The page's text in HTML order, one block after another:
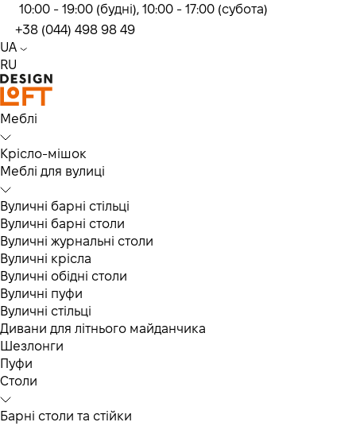
10:00 - 19:00 (будні), 10:00 - 17:00 (субота)
+38 (044) 498 98 49
UA
RU
Меблі
Крісло-мішок
Меблі для вулиці
Вуличні барні стільці
Вуличні барні столи
Вуличні журнальні столи
Вуличні крісла
Вуличні обідні столи
Вуличні пуфи
Вуличні стільці
Дивани для літнього майданчика
Шезлонги
Пуфи
Столи
Барні столи та стійки